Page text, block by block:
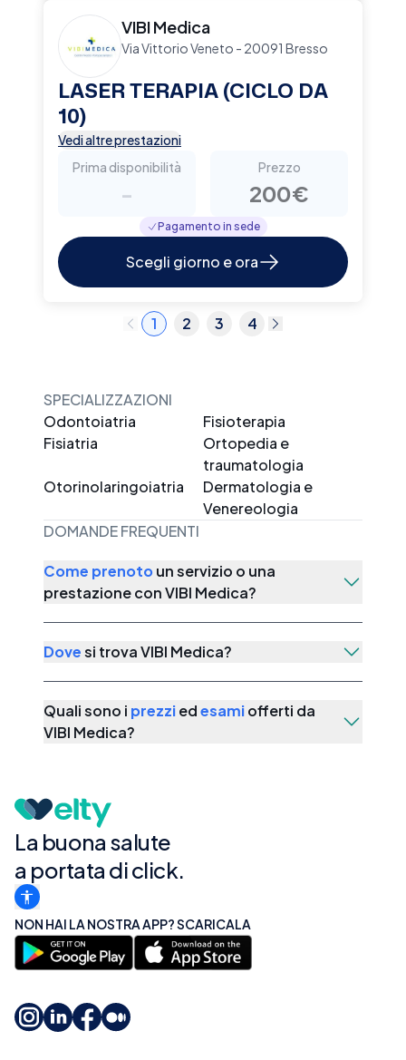
VIBI Medica
Via Vittorio Veneto - 20091 Bresso
LASER TERAPIA (CICLO DA
10)
Vedi altre prestazioni
Prima disponibilità
-
Prezzo
200€
Pagamento in sede
Scegli giorno e ora
1 2 3 4
SPECIALIZZAZIONI
Odontoiatria
Fisioterapia
Fisiatria
Ortopedia e
traumatologia
Otorinolaringoiatria
Dermatologia e
Venereologia
DOMANDE FREQUENTI
Come prenotoun servizio o una
prestazione conVIBI Medica?
Dovesi trovaVIBI Medica?
Quali sono i prezziedesamiofferti da
VIBI Medica?
La buona salute
a portata di click.
NON HAI LA NOSTRA APP? SCARICALA